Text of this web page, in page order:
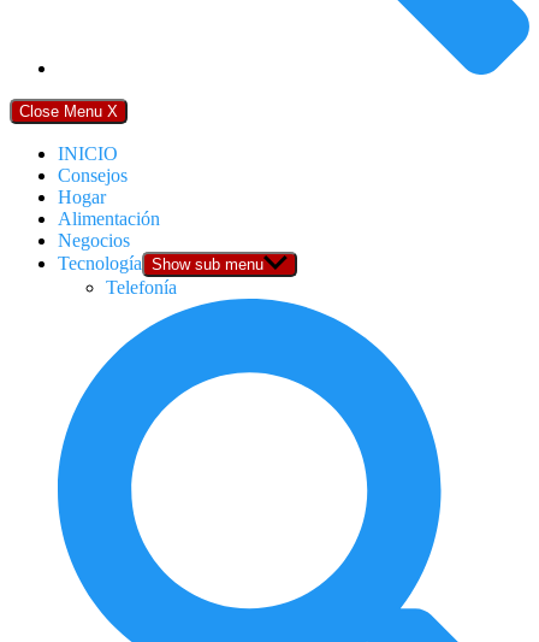
Close Menu X
INICIO
Consejos
Hogar
Alimentación
Negocios
Tecnología Show sub menu
Telefonía